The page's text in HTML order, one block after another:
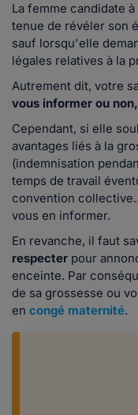
La femme candidate
tenue de révéler son
sauf lorsqu'elle
légales relatives à la
Autrement dit, votre
vous informer ou
Cependant, si elle
avantages liés à la
(indemnisation
temps de travail
convention
vous en informer.
En revanche, il faut
respecter pour
enceinte. Par
de sa grossesse ou
en congé maternité.